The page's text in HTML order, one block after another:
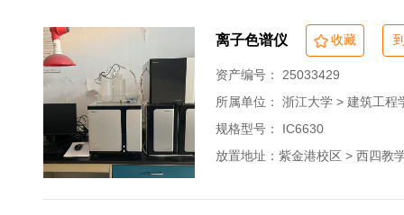
离子色谱仪 收藏
资产编号： 25033429
所属单位： 浙江大学 > 建筑工程
规格型号： IC6630
放置地址：紫金港校区 > 西四教